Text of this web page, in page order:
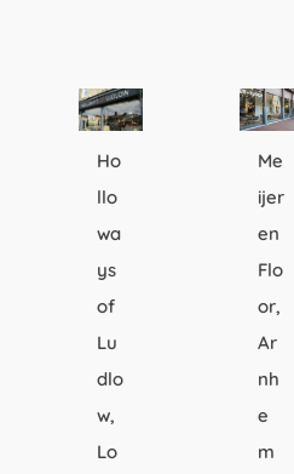
Ho
llo
wa
ys
of
Lu
dlo
w,
Lo
Me
ijer
en
Flo
or,
Ar
nh
e
m